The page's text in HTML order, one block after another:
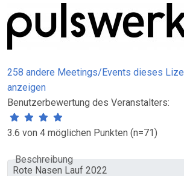
258 andere Meetings/Events dieses
anzeigen
Benutzerbewertung des Veranstalters:
3.6 von 4 möglichen Punkten (n=71)
Beschreibung
Rote Nasen Lauf 2022